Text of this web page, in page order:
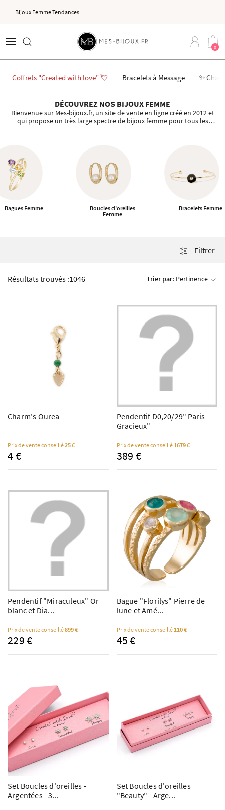
Bijoux Femme Tendances
0
Coffrets "Created with love" 💘 Bracelets à Message ✨
DÉCOUVREZ NOS BIJOUX FEMME
Bienvenue sur Mes-bijoux.fr, un site de vente en ligne créé en 2012 et
qui propose un très large spectre de bijoux femme pour tous les
Bagues Femme
Boucles d'oreilles
Femme
Bracelets Femme
Filtrer
Résultats trouvés :1046 Trier par: Pertinence
Charm's Ourea
Prix de vente conseillé25 €
4 €
Pendentif D0,20/29" Paris
Gracieux"
Prix de vente conseillé 1679 €
389 €
Pendentif "Miraculeux" Or
blanc et Dia...
Prix de vente conseillé899 €
229 €
Bague "Florilys" Pierre de
lune et Amé...
Prix de vente conseillé110 €
45 €
Set Boucles d'oreilles -
Argentées - 3...
Set Boucles d'oreilles
"Beauty" - Arge...